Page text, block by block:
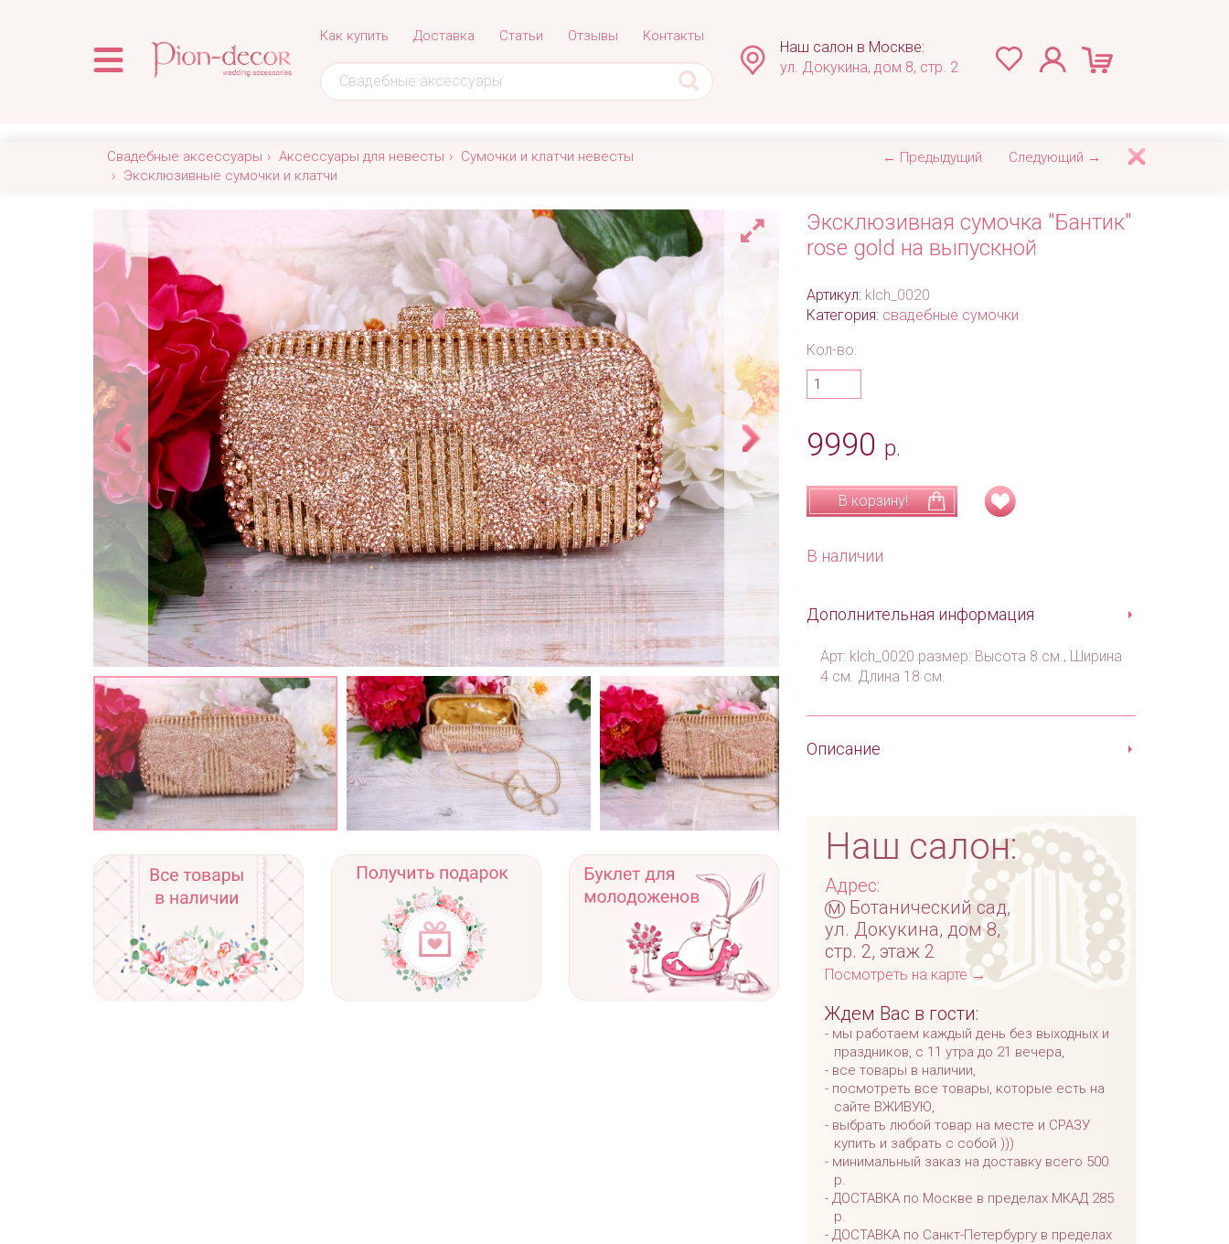
Как купить Доставка Статьи Отзывы Контакты
Наш салон в Москве:
ул. Докукина, дом 8, стр. 2
Свадебные аксессуары Аксессуары для невесты
Сумочки и клатчи невесты
Эксклюзивные сумочки и клатчи
← Предыдущий Следующий →
Эксклюзивная сумочка "Бантик"
rose gold на выпускной
Артикул: klch_0020
Категория: свадебные сумочки
Кол-во:
9990 р.
В корзину!
В наличии
Дополнительная информация
Арт: klch_0020 размер: Высота 8 см., Ширина
4 см. Длина 18 см.
Описание
Наш салон:
Адрес:
м Ботанический сад,
ул. Докукина, дом 8,
стр. 2, этаж 2
Посмотреть на карте →
Ждем Вас в гости:
мы работаем каждый день без выходных и
праздников, с 11 утра до 21 вечера,
все товары в наличии,
посмотреть все товары, которые есть на
сайте ВЖИВУЮ,
выбрать любой товар на месте и СРАЗУ
купить и забрать с собой )))
минимальный заказ на доставку всего 500
р.
ДОСТАВКА по Москве в пределах МКАД 285
р.
ДОСТАВКА по Санкт-Петербургу в пределах